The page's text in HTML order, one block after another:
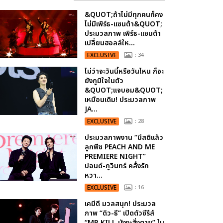
&QUOT;ถ้าไม่มีทุกคนก็คง
ไม่มีเพิร์ธ-แซนต้า&QUOT;
ประมวลภาพ เพิร์ธ-แซนต้า
เปลี่ยนฮอลล์ให...
EXCLUSIVE : 34
ไม่ว่าจะวันนี้หรือวันไหน ก็จะ
ยังภูมิใจในตัว
&QUOT;แจบอม&QUOT;
เหมือนเดิม! ประมวลภาพ
JA...
EXCLUSIVE : 28
ประมวลภาพงาน “มีสติแล้ว
ลูกพีช PEACH AND ME
PREMIERE NIGHT”
ปอนด์-ภูวินทร์ คลั่งรัก
หวา...
EXCLUSIVE : 16
เคมีดี มวลสนุก! ประมวล
ภาพ “ดิว-ธี” เปิดตัวซีรีส์